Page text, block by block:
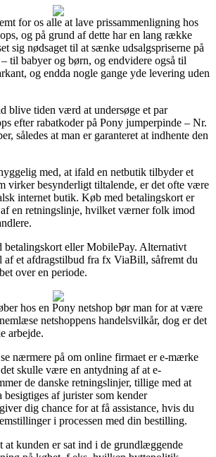
for os alle at lave prissammenligning hos
og på grund af dette har en lang række
sig nødsaget til at sænke udsalgspriserne på
til babyer og børn, og endvidere også til
og endda nogle gange yde levering uden
blive tiden værd at undersøge et par
efter rabatkoder på Pony jumperpinde – Nr.
således at man er garanteret at indhente den
med, at ifald en netbutik tilbyder et
virker besynderligt tiltalende, er det ofte være
internet butik. Køb med betalingskort er
en retningslinje, hvilket værner folk imod
betalingskort eller MobilePay. Alternativt
af et afdragstilbud fra fx ViaBill, såfremt du
over en periode.
hos en Pony netshop bør man for at være
netshoppens handelsvilkår, dog er det
arbejde.
nærmere på om online firmaet er e-mærke
skulle være en antydning af at e-
de danske retningslinjer, tillige med at
af jurister som kender
dig chance for at få assistance, hvis du
i processen med din bestilling.
at kunden er sat ind i de grundlæggende